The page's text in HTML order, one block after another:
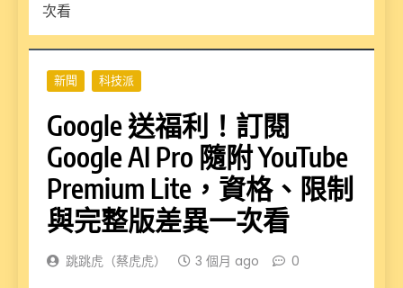
次看
新聞 科技派
Google 送福利！訂閱
Google AI Pro 隨附 YouTube
Premium Lite，資格、限制
與完整版差異一次看
跳跳虎（蔡虎虎） 3 個月 ago 0